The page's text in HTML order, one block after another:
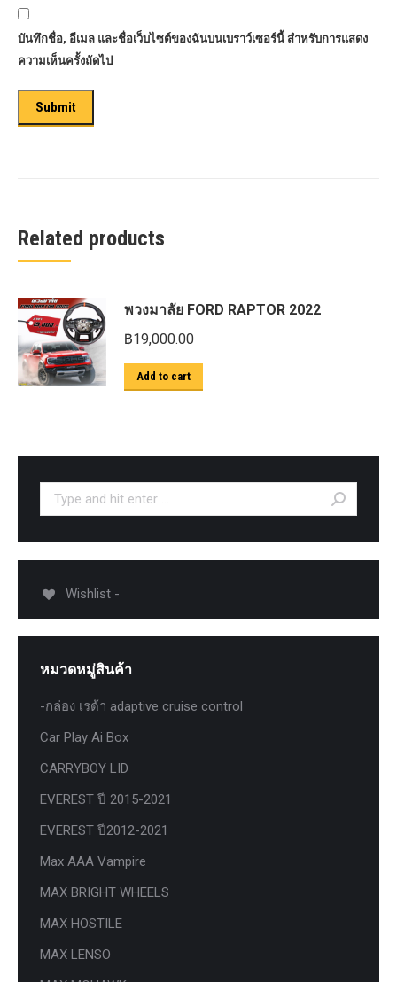
บันทึกชื่อ, อีเมล และชื่อเว็บไซต์ของฉันบนเบราว์เซอร์นี้ สำหรับการแสดง
ความเห็นครั้งถัดไป
Related products
พวงมาลัย FORD RAPTOR 2022
฿19,000.00
Add to cart
Search:
Wishlist -
หมวดหมู่สินค้า
-กล่อง เรด้า adaptive cruise control
Car Play Ai Box
CARRYBOY LID
EVEREST ปี 2015-2021
EVEREST ปี2012-2021
Max AAA Vampire
MAX BRIGHT WHEELS
MAX HOSTILE
MAX LENSO